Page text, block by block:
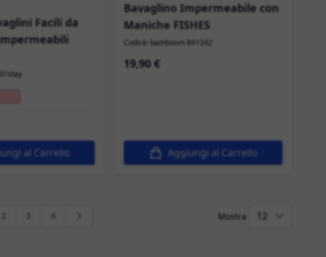
Facili da
al Carrello
Bavaglino Impermeabile con
Maniche FISHES
Codice: bamboom-891242
19,90 €
Aggiungi al Carrello
stai leggendo la pagina
Pagina
2 Pagina
3 Pagina
4 Mostra